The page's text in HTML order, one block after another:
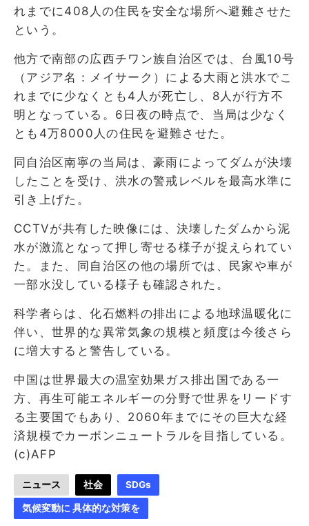
れまでに408人の住民を安全な場所へ避難させた
という。
他方で南部の広西チワン族自治区では、台風10号
（アジア名：メイサーク）による大雨と洪水でこ
れまでに少なくとも4人が死亡し、8人が行方不
明となっている。6日夜の時点で、当局は少なく
とも4万8000人の住民を避難させた。
同自治区南寧の当局は、豪雨によってダムが決壊
したことを受け、洪水の警戒レベルを最高水準に
引き上げた。
CCTVが共有した映像には、決壊したダムから泥
水が激流となって押し寄せる様子が捉えられてい
た。また、同自治区の他の場所では、民家や車が
一部水没している様子も確認された。
科学者らは、化石燃料の排出による地球温暖化に
伴い、世界的な異常気象の規模と頻度は今後さら
に増大すると警告している。
中国は世界最大の温室効果ガス排出国である一
方、再生可能エネルギーの分野で世界をリードす
る主要国でもあり、2060年までにその巨大な経
済規模でカーボンニュートラルを目指している。
(c)AFP
ニュース 社会 SDGs
気候変動に 具体的な対策を